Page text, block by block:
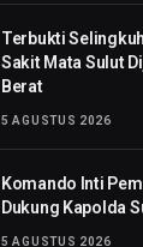
Terbukti
Sakit Mata Sulut
Berat
5 AGUSTUS 2026
Komando Inti
Dukung Kapolda
5 AGUSTUS 2026